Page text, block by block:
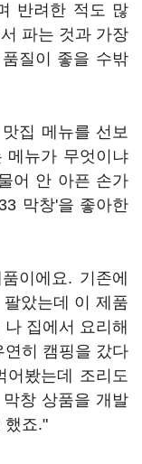
반려한 적도 많
파는 것과 가장
질이 좋을 수밖
집 메뉴를 선보
메뉴가 무엇이냐
어 안 아픈 손가
막창'을 좋아한
이에요. 기존에
았는데 이 제품
집에서 요리해
히 캠핑을 갔다
어봤는데 조리도
창 상품을 개발
했죠."